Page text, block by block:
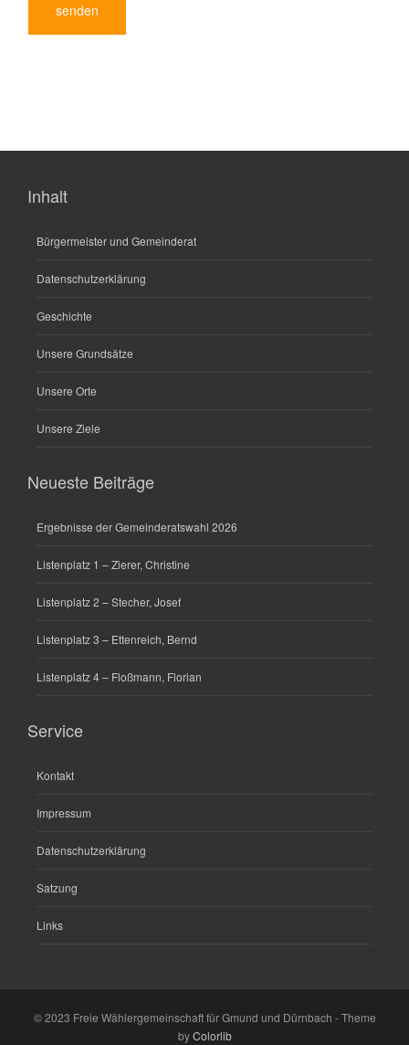
senden
Inhalt
Bürgermeister und Gemeinderat
Datenschutzerklärung
Geschichte
Unsere Grundsätze
Unsere Orte
Unsere Ziele
Neueste Beiträge
Ergebnisse der Gemeinderatswahl 2026
Listenplatz 1 – Zierer, Christine
Listenplatz 2 – Stecher, Josef
Listenplatz 3 – Ettenreich, Bernd
Listenplatz 4 – Floßmann, Florian
Service
Kontakt
Impressum
Datenschutzerklärung
Satzung
Links
© 2023 Freie Wählergemeinschaft für Gmund und Dürnbach - Theme
byColorlib